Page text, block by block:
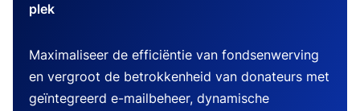
plek
Maximaliseer de efficiëntie van fondsenwerving
en vergroot de betrokkenheid van donateurs met
geïntegreerd e-mailbeheer, dynamische